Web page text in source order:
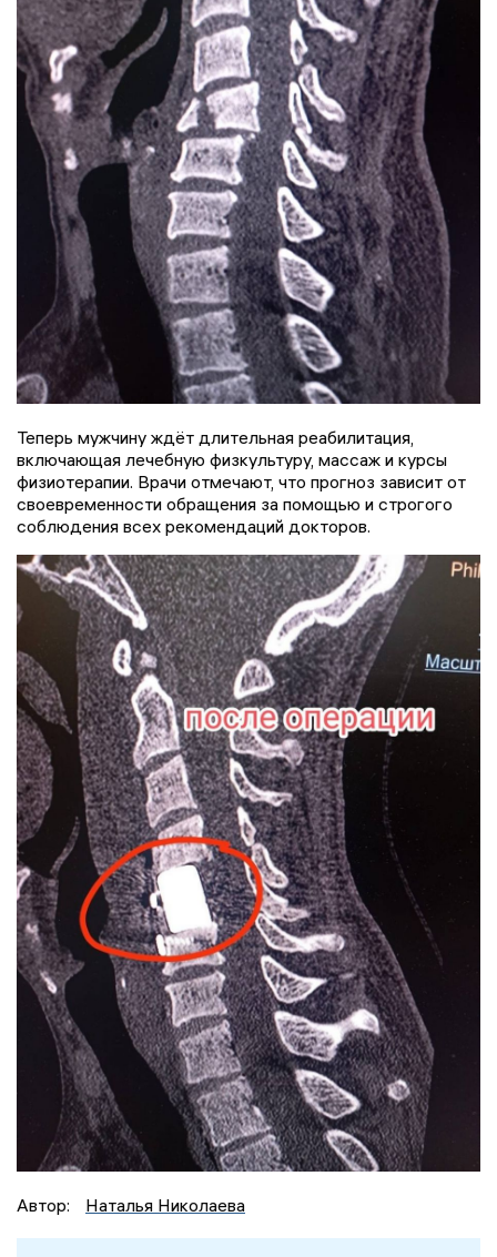
Теперь мужчину ждёт длительная реабилитация,
включающая лечебную физкультуру, массаж и курсы
физиотерапии. Врачи отмечают, что прогноз зависит от
своевременности обращения за помощью и строгого
соблюдения всех рекомендаций докторов.
Автор: Наталья Николаева